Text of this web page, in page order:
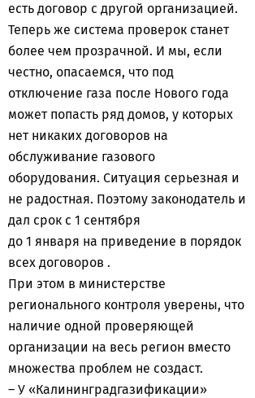
есть договор с другой организацией.
Теперь же система проверок станет
более чем прозрачной. И мы, если
честно, опасаемся, что под
отключение газа после Нового года
может попасть ряд домов, у которых
нет никаких договоров на
обслуживание газового
оборудования. Ситуация серьезная и
не радостная. Поэтому законодатель и
дал срок с 1 сентября
до 1 января на приведение в порядок
всех договоров .
При этом в министерстве
регионального контроля уверены, что
наличие одной проверяющей
организации на весь регион вместо
множества проблем не создаст.
– У «Калининградгазификации»